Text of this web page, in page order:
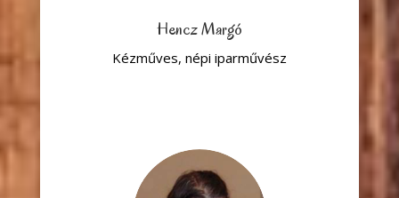
Hencz Margó
Kézműves, népi iparművész